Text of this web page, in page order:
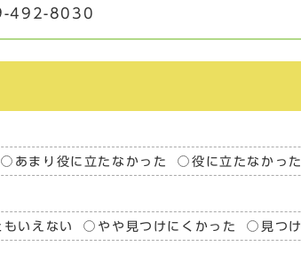
492-8030
あまり役に立たなかった 役に立たなかった
もいえない やや見つけにくかった 見つ